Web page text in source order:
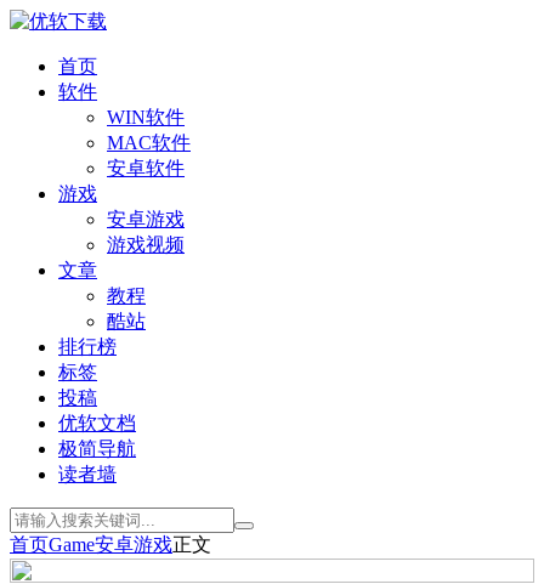
首页
软件
WIN软件
MAC软件
安卓软件
游戏
安卓游戏
游戏视频
文章
教程
酷站
排行榜
标签
投稿
优软文档
极简导航
读者墙
首页Game安卓游戏正文